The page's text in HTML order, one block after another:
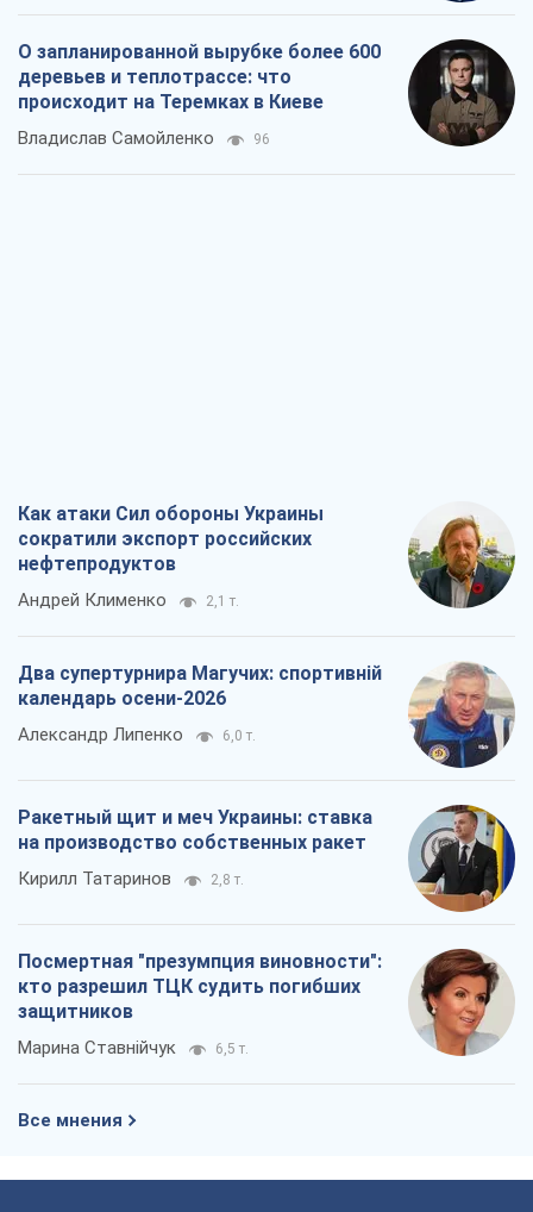
О запланированной вырубке более 600
деревьев и теплотрассе: что
происходит на Теремках в Киеве
Владислав Самойленко 96
Как атаки Сил обороны Украины
сократили экспорт российских
нефтепродуктов
Андрей Клименко 2,1 т.
Два супертурнира Магучих: спортивній
календарь осени-2026
Александр Липенко 6,0 т.
Ракетный щит и меч Украины: ставка
на производство собственных ракет
Кирилл Татаринов 2,8 т.
Посмертная "презумпция виновности":
кто разрешил ТЦК судить погибших
защитников
Марина Ставнійчук 6,5 т.
Все мнения